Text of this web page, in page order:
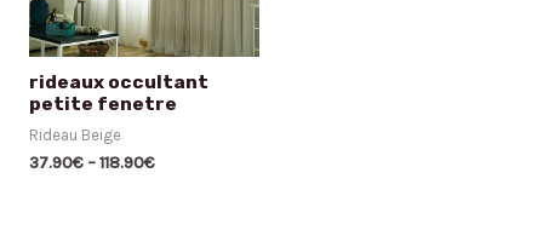
rideaux occultant
petite fenetre
Rideau Beige
37.90€–118.90€